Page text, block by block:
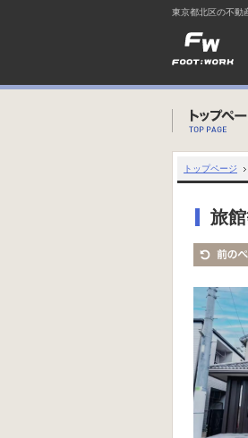
東京都北区の不動
トップページ
旅